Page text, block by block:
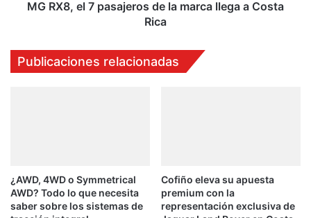
MG RX8, el 7 pasajeros de la marca llega a Costa
Rica
Publicaciones relacionadas
¿AWD, 4WD o Symmetrical
AWD? Todo lo que necesita
saber sobre los sistemas de
Cofiño eleva su apuesta
premium con la
representación exclusiva de